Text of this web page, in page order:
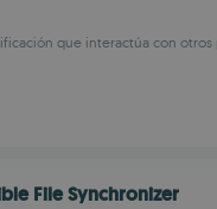
que interactúa con otros
File Synchronizer